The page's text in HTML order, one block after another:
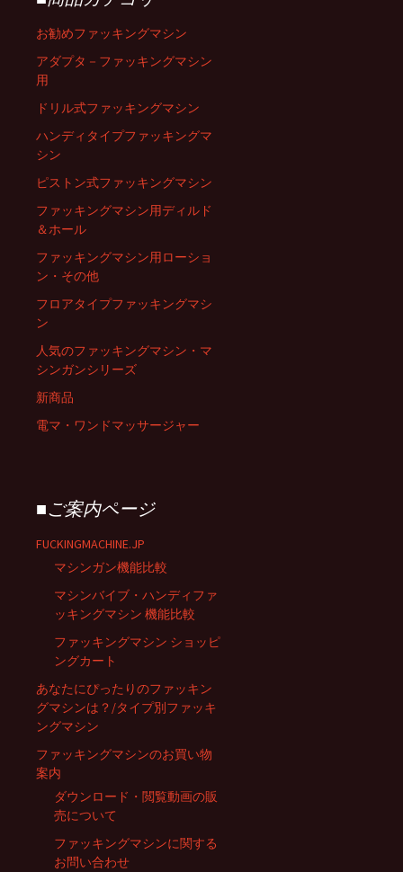
ナ
ビ
ゲ
ー
シ
ョ
ン
お勧めファッキングマシン
アダプタ－ファッキングマシン
用
ドリル式ファッキングマシン
ハンディタイプファッキングマ
シン
ピストン式ファッキングマシン
ファッキングマシン用ディルド
＆ホール
ファッキングマシン用ローショ
ン・その他
フロアタイプファッキングマシ
ン
人気のファッキングマシン・マ
シンガンシリーズ
新商品
電マ・ワンドマッサージャー
■ご案内ページ
FUCKINGMACHINE.JP
マシンガン機能比較
マシンバイブ・ハンディファ
ッキングマシン 機能比較
ファッキングマシン ショッピ
ングカート
あなたにぴったりのファッキン
グマシンは？/タイプ別ファッキ
ングマシン
ファッキングマシンのお買い物
案内
ダウンロード・閲覧動画の販
売について
ファッキングマシンに関する
お問い合わせ